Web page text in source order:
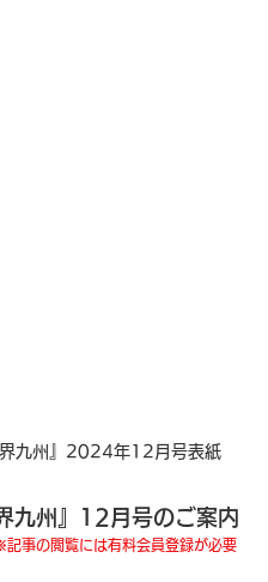
界九州』2024年12月号表紙
九州』12月号のご案内
記事の閲覧には有料会員登録が必要